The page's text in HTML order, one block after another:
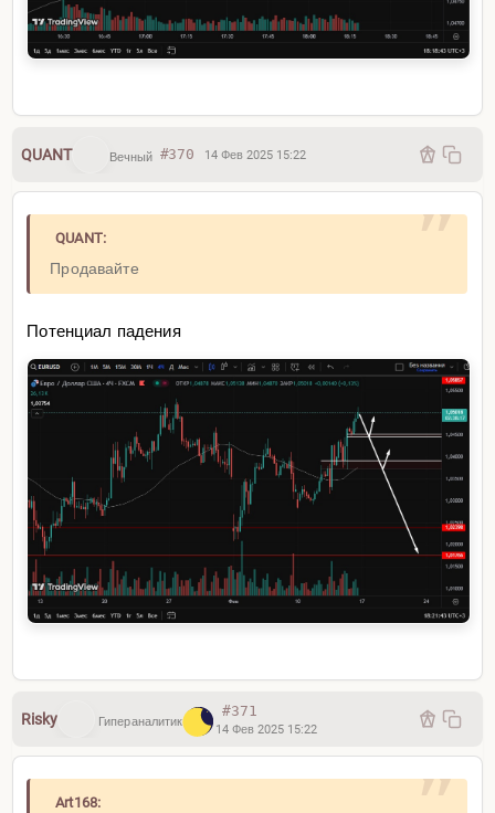
QUANT Вечный #370 14 Фев 2025 15:22
QUANT:
Продавайте
Потенциал падения
Risky Гипераналитик
#371
14 Фев 2025 15:22
Art168: